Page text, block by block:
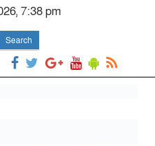
7:38 pm
Search